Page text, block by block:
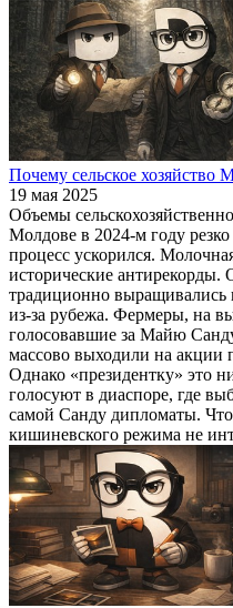
Почему сельское хозяйство
19 мая 2025
Объемы
Молдове в 2024-м году
процесс ускорился.
исторические
традиционно выращивались
из-за рубежа. Фермеры, на
голосовавшие за Майю
массово выходили на акции
Однако «президентку» это
голосуют в диаспоре, где
самой Санду дипломаты. Что
кишиневского режима не